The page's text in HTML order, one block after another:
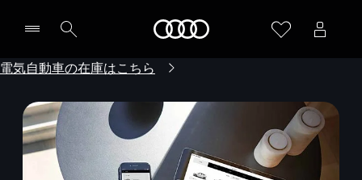
電気自動車の在庫はこちら